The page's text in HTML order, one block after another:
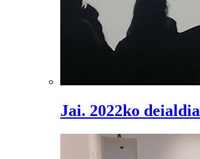
Jai. 2022ko deialdia